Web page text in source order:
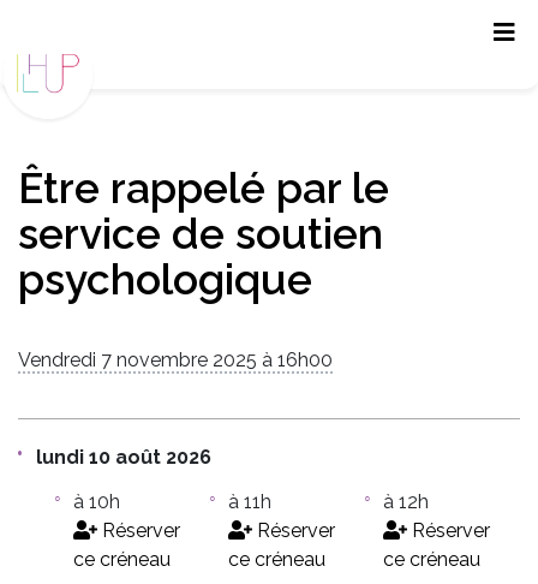
Être rappelé par le
service de soutien
psychologique
Vendredi 7 novembre 2025 à 16h00
lundi 10 août 2026
à 10h
Réserver
ce créneau
à 11h
Réserver
ce créneau
à 12h
Réserver
ce créneau